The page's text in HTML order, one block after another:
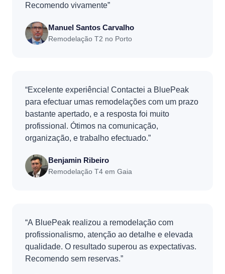
Recomendo vivamente”
Manuel Santos Carvalho
Remodelação T2 no Porto
“Excelente experiência! Contactei a BluePeak
para efectuar umas remodelações com um prazo
bastante apertado, e a resposta foi muito
profissional. Ótimos na comunicação,
organização, e trabalho efectuado.”
Benjamin Ribeiro
Remodelação T4 em Gaia
“A BluePeak realizou a remodelação com
profissionalismo, atenção ao detalhe e elevada
qualidade. O resultado superou as expectativas.
Recomendo sem reservas.”